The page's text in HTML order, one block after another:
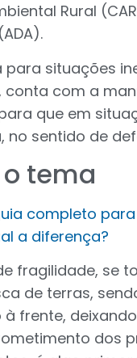
Rural
situações
conta com a
que em
no sentido de
tema
completo
a diferença?
fragilidade, se
de terras,
frente,
dos